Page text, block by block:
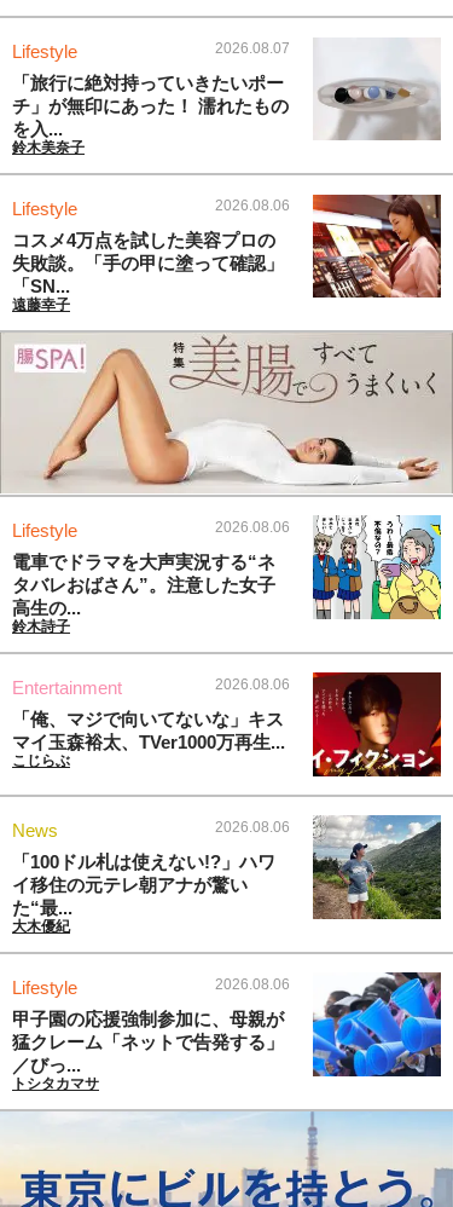
Lifestyle 2026.08.07
「旅行に絶対持っていきたいポー
チ」が無印にあった！ 濡れたもの
を入...
鈴木美奈子
Lifestyle 2026.08.06
コスメ4万点を試した美容プロの
失敗談。「手の甲に塗って確認」
「SN...
遠藤幸子
Lifestyle 2026.08.06
電車でドラマを大声実況する“ネ
タバレおばさん”。注意した女子
高生の...
鈴木詩子
Entertainment 2026.08.06
「俺、マジで向いてないな」キス
マイ玉森裕太、TVer1000万再生...
こじらぶ
News 2026.08.06
「100ドル札は使えない!?」ハワ
イ移住の元テレ朝アナが驚い
た“最...
大木優紀
Lifestyle 2026.08.06
甲子園の応援強制参加に、母親が
猛クレーム「ネットで告発する」
／びっ...
トシタカマサ